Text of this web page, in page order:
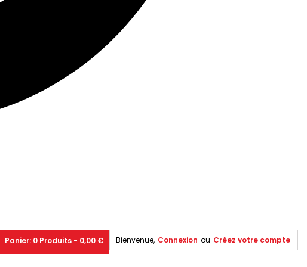
Bienvenue, Connexion ou Créez votre compte
Panier: 0 Produits - 0,00 €